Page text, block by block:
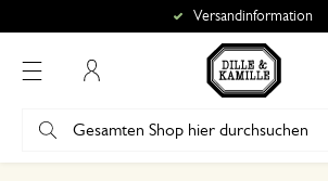
Versandinformation